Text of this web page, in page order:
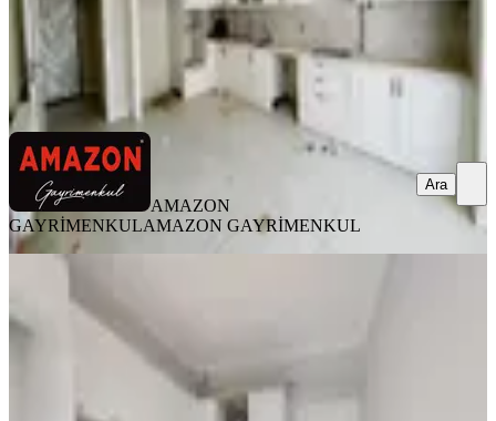
AMAZON GAYRİMENKUL AMAZON GAYRİMENKUL
Ara
AMAZON
GAYRİMENKULAMAZON GAYRİMENKUL
Ara
Onikişubat, Hürriyet Mahallesi
·150 m² ·3. Kat